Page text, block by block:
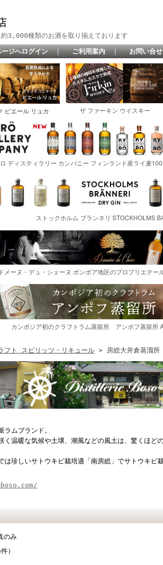
3,000種類のお酒を取り揃えております
ージへログイン ｜ ご利用案内 ｜ お問い合せ
フト スピリッツ・リキュール > 房総大井倉蒸溜所
ラムブランド。
く温暖な気候や土壌、潮風などの風土は、驚くほど
は珍しいサトウキビ栽培適「南房総」でサトウキビ
のみ
）